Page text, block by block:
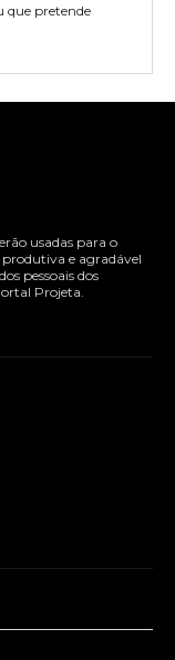
que pretende
usadas para o
e agradável
pessoais dos
Projeta.